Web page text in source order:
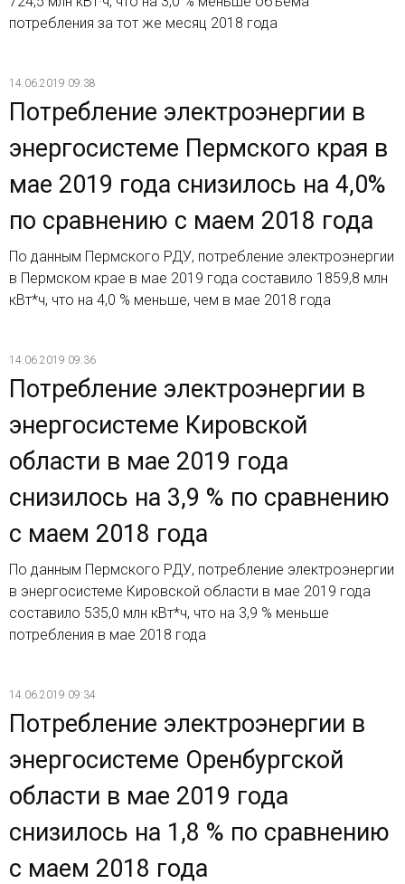
потребления за тот же месяц 2018 года
14.06.2019 09:38
Потребление электроэнергии в
энергосистеме Пермского края в
мае 2019 года снизилось на 4,0%
по сравнению с маем 2018 года
По данным Пермского РДУ, потребление электроэнергии
в Пермском крае в мае 2019 года составило 1859,8 млн
кВт*ч, что на 4,0 % меньше, чем в мае 2018 года
14.06.2019 09:36
Потребление электроэнергии в
энергосистеме Кировской
области в мае 2019 года
снизилось на 3,9 % по сравнению
с маем 2018 года
По данным Пермского РДУ, потребление электроэнергии
в энергосистеме Кировской области в мае 2019 года
составило 535,0 млн кВт*ч, что на 3,9 % меньше
потребления в мае 2018 года
14.06.2019 09:34
Потребление электроэнергии в
энергосистеме Оренбургской
области в мае 2019 года
снизилось на 1,8 % по сравнению
с маем 2018 года